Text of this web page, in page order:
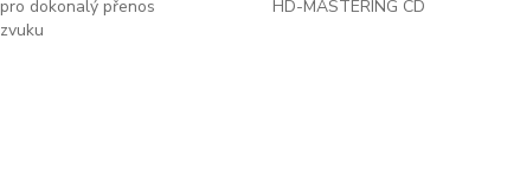
pro dokonalý přenos
zvuku
HD-MASTERING CD